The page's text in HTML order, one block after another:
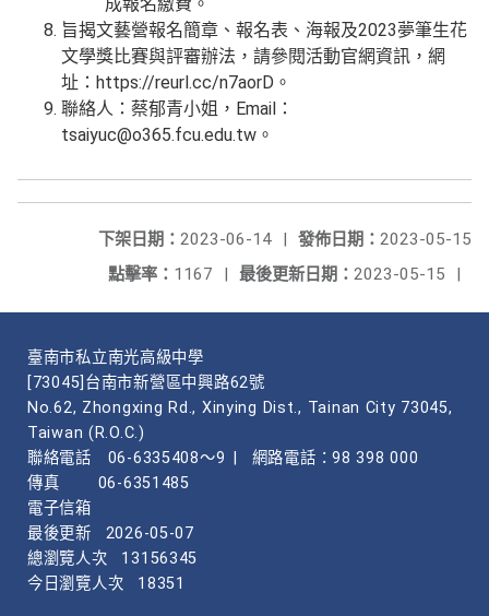
旨揭文藝營報名簡章、報名表、海報及2023夢筆生花
文學獎比賽與評審辦法，請參閱活動官網資訊，網
址：https://reurl.cc/n7aorD。
聯絡人：蔡郁青小姐，Email：
tsaiyuc@o365.fcu.edu.tw。
發佈日期： 2023-05-15
下架日期： 2023-06-14
|
最後更新日期： 2023-05-15 |
點擊率： 1167 |
臺南市私立南光高級中學
[73045]台南市新營區中興路62號
No.62, Zhongxing Rd., Xinying Dist., Tainan City 73045,
Taiwan (R.O.C.)
聯絡電話
06-6335408～9
網路電話：98 398 000
傳真
06-6351485
電子信箱
最後更新
2026-05-07
總瀏覽人次
13156345
今日瀏覽人次
18351